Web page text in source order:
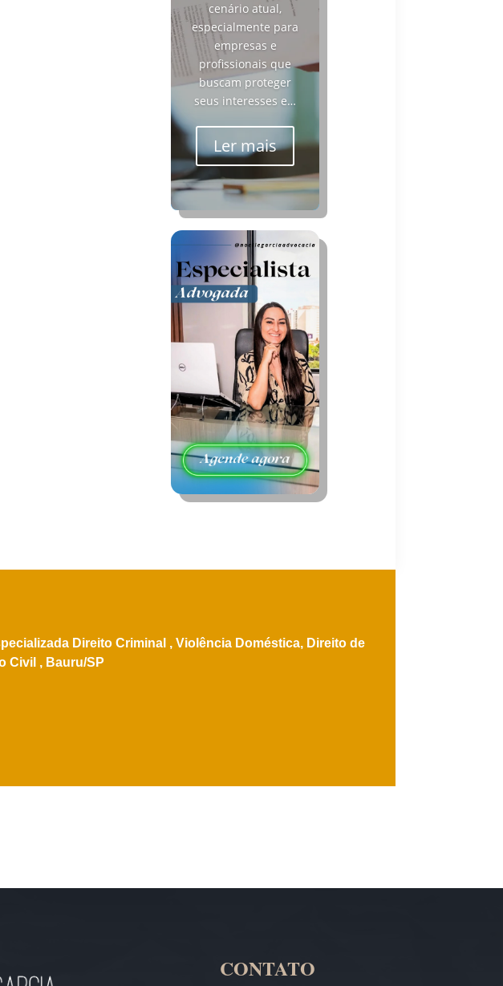
cenário atual,
especialmente para
empresas e
profissionais que
buscam proteger
seus interesses e…
Ler mais
Direito Criminal , Violência Doméstica, Direito de
Civil , Bauru/SP
CONTATO